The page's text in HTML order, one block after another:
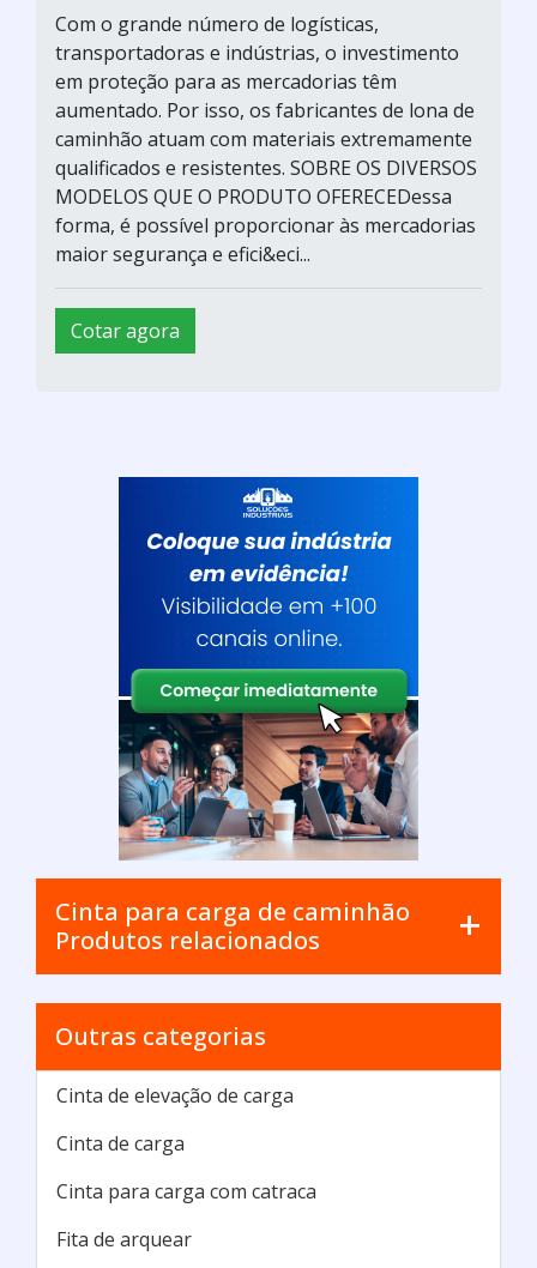
Com o grande número de logísticas,
transportadoras e indústrias, o investimento
em proteção para as mercadorias têm
aumentado. Por isso, os fabricantes de lona de
caminhão atuam com materiais extremamente
qualificados e resistentes. SOBRE OS DIVERSOS
MODELOS QUE O PRODUTO OFERECEDessa
forma, é possível proporcionar às mercadorias
maior segurança e efici&eci...
Cotar agora
Cinta para carga de caminhão
Produtos relacionados
Outras categorias
Cinta de elevação de carga
Cinta de carga
Cinta para carga com catraca
Fita de arquear